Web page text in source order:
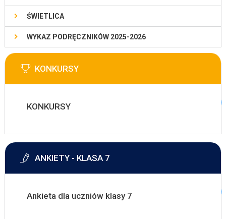
ŚWIETLICA
WYKAZ PODRĘCZNIKÓW 2025-2026
KONKURSY
KONKURSY
ANKIETY - KLASA 7
Ankieta dla uczniów klasy 7